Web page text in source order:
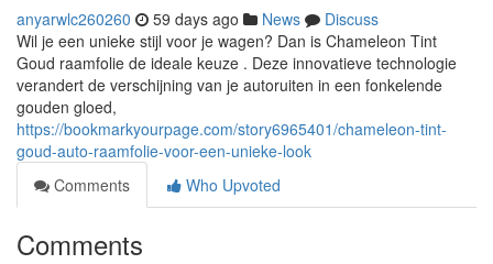
anyarwlc260260 59 days ago News
Discuss
Wil je een unieke stijl voor je wagen? Dan is Chameleon Tint
Goud raamfolie de ideale keuze . Deze innovatieve technologie
verandert de verschijning van je autoruiten in een fonkelende
gouden gloed,
https://bookmarkyourpage.com/story6965401/chameleon-tint-
goud-auto-raamfolie-voor-een-unieke-look
Comments
Who Upvoted
Comments